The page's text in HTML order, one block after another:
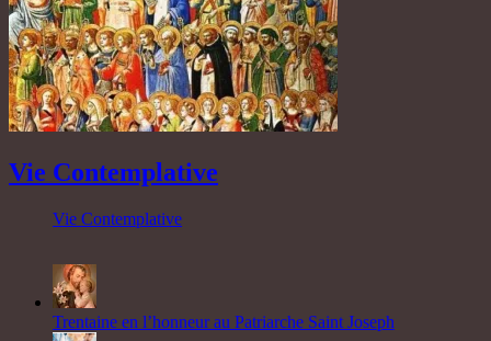
Vie Contemplative
Vie Contemplative
Trentaine en l’honneur au Patriarche Saint Joseph